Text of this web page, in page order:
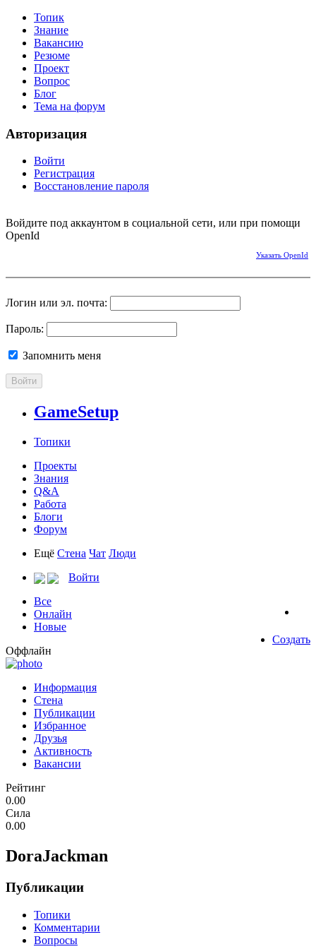
Топик
Знание
Вакансию
Резюме
Проект
Вопрос
Блог
Тема на форум
Авторизация
Войти
Регистрация
Восстановление пароля
Войдите под аккаунтом в социальной сети, или при помощи
OpenId
Указать OpenId
Логин или эл. почта:
Пароль:
Запомнить меня
Войти
GameSetup
Топики
Проекты
Знания
Q&A
Работа
Блоги
Форум
Ещё Стена Чат Люди
Войти
Все
Онлайн
Новые
Создать
Оффлайн
Информация
Стена
Публикации
Избранное
Друзья
Активность
Вакансии
Рейтинг
0.00
Сила
0.00
DoraJackman
Публикации
Топики
Комментарии
Вопросы